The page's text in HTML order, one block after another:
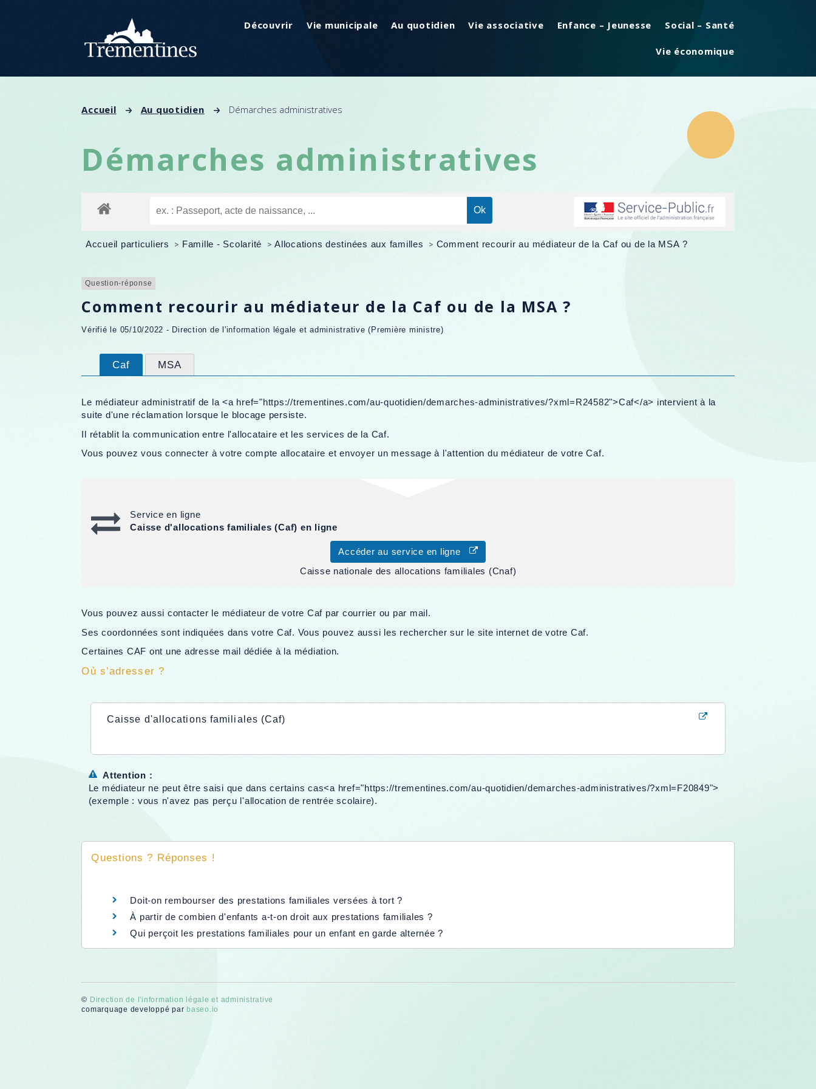
Découvrir Vie municipale Au quotidien Vie associative Enfance – Jeunesse Social – Santé
Vie économique
Accueil Au quotidien Démarches administratives
Démarches administratives
Accueil particuliers > Famille - Scolarité > Allocations destinées aux familles > Comment recourir au médiateur de la Caf ou de la MSA ?
Question-réponse
Comment recourir au médiateur de la Caf ou de la MSA ?
Vérifié le 05/10/2022 - Direction de l'information légale et administrative (Première ministre)
Caf MSA
Le médiateur administratif de la <a href="https://trementines.com/au-quotidien/demarches-administratives/?xml=R24582">Caf</a> intervient à la
suite d'une réclamation lorsque le blocage persiste.
Il rétablit la communication entre l'allocataire et les services de la Caf.
Vous pouvez vous connecter à votre compte allocataire et envoyer un message à l'attention du médiateur de votre Caf.
Service en ligne
Caisse d'allocations familiales (Caf) en ligne
Accéder au service en ligne
Caisse nationale des allocations familiales (Cnaf)
Vous pouvez aussi contacter le médiateur de votre Caf par courrier ou par mail.
Ses coordonnées sont indiquées dans votre Caf. Vous pouvez aussi les rechercher sur le site internet de votre Caf.
Certaines CAF ont une adresse mail dédiée à la médiation.
Où s’adresser ?
Caisse d'allocations familiales (Caf)
Attention :
Le médiateur ne peut être saisi que dans certains cas<a href="https://trementines.com/au-quotidien/demarches-administratives/?xml=F20849">
(exemple : vous n'avez pas perçu l'allocation de rentrée scolaire).
Questions ? Réponses !
Doit-on rembourser des prestations familiales versées à tort ?
À partir de combien d'enfants a-t-on droit aux prestations familiales ?
Qui perçoit les prestations familiales pour un enfant en garde alternée ?
© Direction de l'information légale et administrative
comarquage developpé parbaseo.io